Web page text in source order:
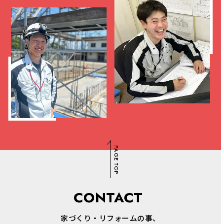
PAGE TOP
CONTACT
家づくり・リフォームの事、